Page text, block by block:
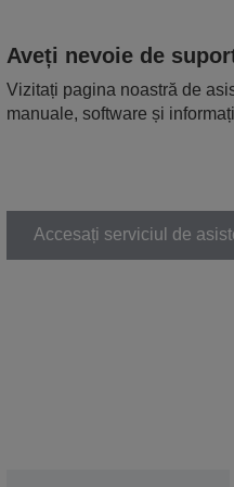
Aveți nevoie de
Vizitați pagina noastră de
manuale, software și
Accesați serviciul de